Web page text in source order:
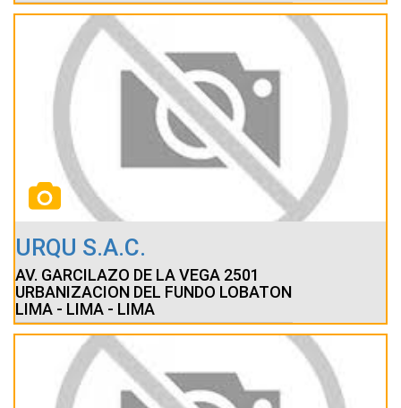
URQU S.A.C.
AV. GARCILAZO DE LA VEGA 2501
URBANIZACION DEL FUNDO LOBATON
LIMA - LIMA - LIMA